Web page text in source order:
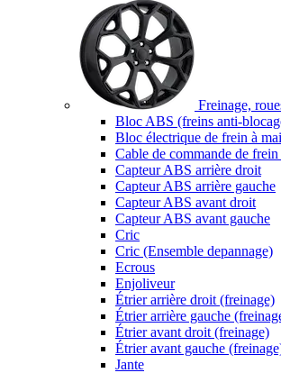
Freinage,
Bloc ABS (freins anti-
Bloc électrique de frein à
Cable de commande de frein
Capteur ABS arrière droit
Capteur ABS arrière gauche
Capteur ABS avant droit
Capteur ABS avant gauche
Cric
Cric (Ensemble depannage)
Ecrous
Enjoliveur
Étrier arrière droit (freinage)
Étrier arrière gauche
Étrier avant droit (freinage)
Étrier avant gauche
Jante